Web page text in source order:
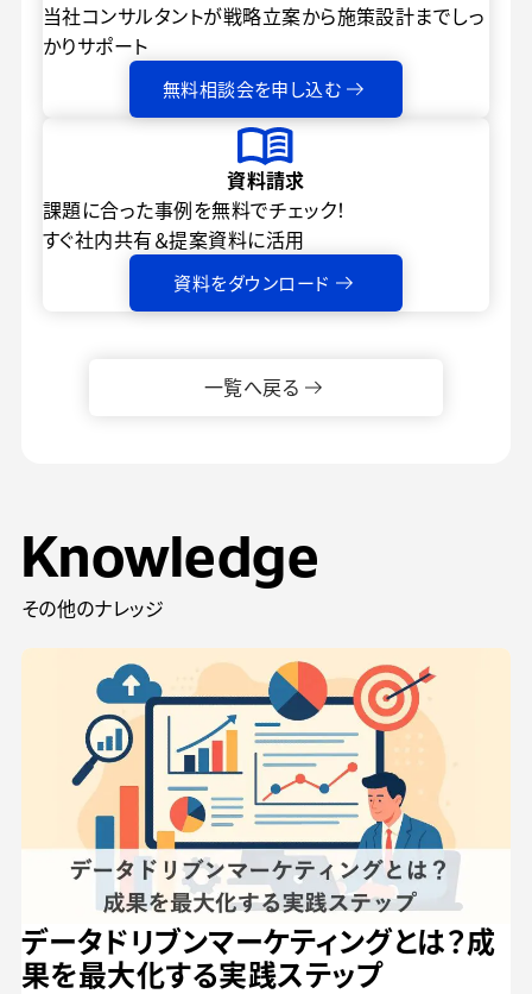
当社コンサルタントが戦略立案から施策設計までしっ
かりサポート
無料相談会を申し込む
資料請求
課題に合った事例を無料でチェック！
すぐ社内共有＆提案資料に活用
資料をダウンロード
一覧へ戻る
Knowledge
その他のナレッジ
データドリブンマーケティングとは？成
果を最大化する実践ステップ